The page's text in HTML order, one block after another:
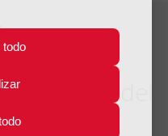
todo
Domingo del